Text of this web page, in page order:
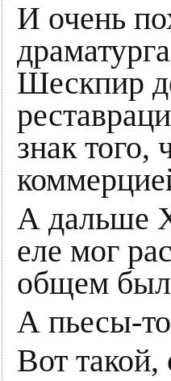
И очень
Шескпир
знак того,
А дальше
еле мог
общем был
А пьесы-
Вот